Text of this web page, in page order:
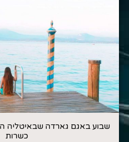
שבוע באגם גארדה שבאיטליה
כשרות